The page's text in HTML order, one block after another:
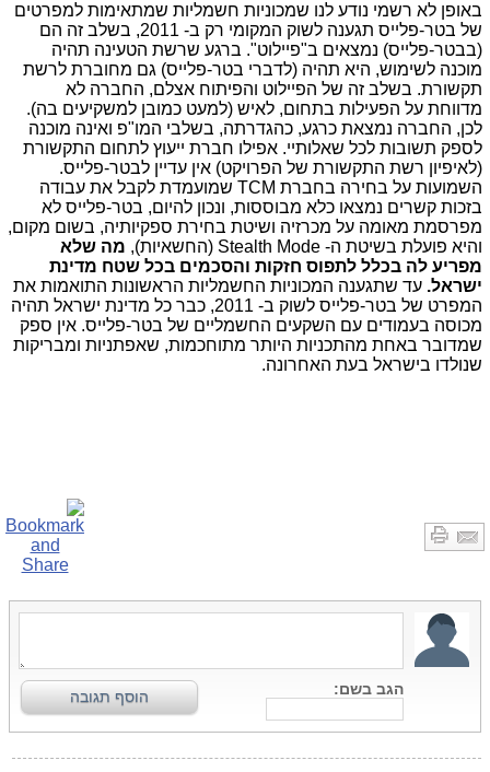
באופן לא רשמי נודע לנו שמכוניות חשמליות שמתאימות למפרטים
של בטר-פלייס תגענה לשוק המקומי רק ב- 2011, בשלב זה הם
(בבטר-פלייס) נמצאים ב"פיילוט". ברגע שרשת הטעינה תהיה
מוכנה לשימוש, היא תהיה (לדברי בטר-פלייס) גם מחוברת לרשת
תקשורת. בשלב זה של הפיילוט והפיתוח אצלם, החברה לא
מדווחת על הפעילות בתחום, לאיש (למעט כמובן למשקיעים בה).
לכן, החברה נמצאת כרגע, כהגדרתה, בשלבי המו"פ ואינה מוכנה
לספק תשובות לכל שאלותיי. אפילו חברת ייעוץ לתחום התקשורת
(לאיפיון רשת התקשורת של הפרויקט) אין עדיין לבטר-פלייס.
השמועות על בחירה בחברת TCM שמועמדת לקבל את עבודה
בזכות קשרים נמצאו כלא מבוססות, ונכון להיום, בטר-פלייס לא
מפרסמת מאומה על מכרזיה ושיטת בחירת ספקיותיה, בשום מקום,
והיא פועלת בשיטת ה- Stealth Mode (החשאיות), מה שלא
מפריע לה בכלל לתפוס חזקות והסכמים בכל שטח מדינת
ישראל. עד שתגענה המכוניות החשמליות הראשונות התואמות את
המפרט של בטר-פלייס לשוק ב- 2011, כבר כל מדינת ישראל תהיה
מכוסה בעמודים עם השקעים החשמליים של בטר-פלייס. אין ספק
שמדובר באחת מהתכניות היותר מתוחכמות, שאפתניות ומבריקות
שנולדו בישראל בעת האחרונה.